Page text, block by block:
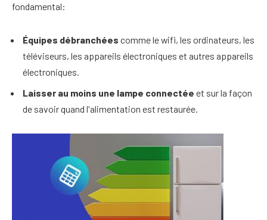
fondamental:
Équipes débranchées comme le wifi, les ordinateurs, les
téléviseurs, les appareils électroniques et autres appareils
électroniques.
Laisser au moins une lampe connectée et sur la façon
de savoir quand l'alimentation est restaurée.